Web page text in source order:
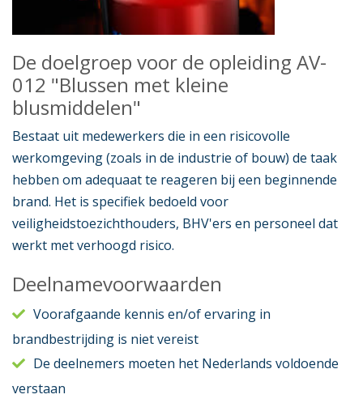
De doelgroep voor de opleiding AV-
012 "Blussen met kleine
blusmiddelen"
Bestaat uit medewerkers die in een risicovolle
werkomgeving (zoals in de industrie of bouw) de taak
hebben om adequaat te reageren bij een beginnende
brand. Het is specifiek bedoeld voor
veiligheidstoezichthouders, BHV'ers en personeel dat
werkt met verhoogd risico.
Deelnamevoorwaarden
Voorafgaande kennis en/of ervaring in
brandbestrijding is niet vereist
De deelnemers moeten het Nederlands voldoende
verstaan